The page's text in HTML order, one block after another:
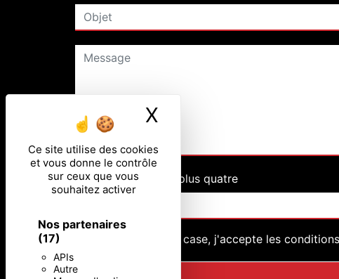
Ce site utilise des cookies
et vous donne le contrôle
sur ceux que vous
souhaitez activer
Nos partenaires
(17)
APIs
Autre
X
Combien font neuf plus quatre
En cochant cette case, j'accepte les